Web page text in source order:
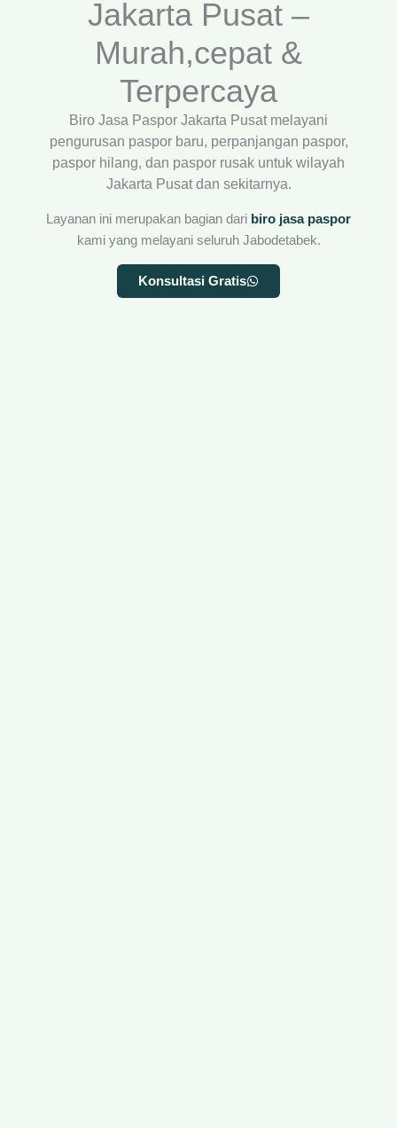
Jakarta Pusat –
Murah,cepat &
Terpercaya
Biro Jasa Paspor Jakarta Pusat melayani
pengurusan paspor baru, perpanjangan paspor,
paspor hilang, dan paspor rusak untuk wilayah
Jakarta Pusat dan sekitarnya.
Layanan ini merupakan bagian dari biro jasa paspor
kami yang melayani seluruh Jabodetabek.
Konsultasi Gratis